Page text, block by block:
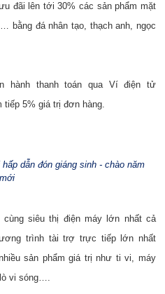
đãi lên tới 30% các sản phẩm mặt
bằng đá nhân tạo, thạch anh, ngọc
hành thanh toán qua Ví điện tử
5% giá trị đơn hàng.
dẫn đón giáng sinh - chào năm
mới
cùng siêu thị điện máy lớn nhất cả
trình tài trợ trực tiếp lớn nhất
sản phẩm giá trị như ti vi, máy
vi sóng….